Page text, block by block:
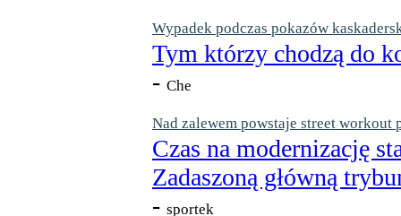
Wypadek podczas pokazów
Tym którzy chodzą do
- Che
Nad zalewem powstaje street workout
Czas na modernizację
Zadaszoną główną
- sportek